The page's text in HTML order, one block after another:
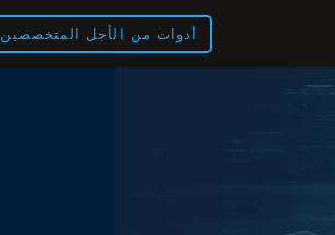
أدوات من الأجل المتخصصين